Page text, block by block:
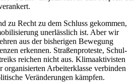
zu Recht zu dem Schluss gekommen,
unerlässlich ist. Aber wir
aus der bisherigen Bewegung
erkennen. Straßenproteste, Schul-
reichen nicht aus. Klimaaktivisten
organisierten Arbeiterklasse verbinden
Veränderungen kämpfen.